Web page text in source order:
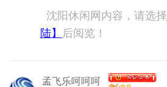
沈阳休闲网内容，请选择
陆】
后阅览！
孟飞乐呵呵呵